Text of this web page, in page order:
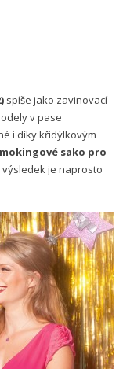
spíše jako zavinovací
v pase
i díky křidýlkovým
sako pro
je naprosto